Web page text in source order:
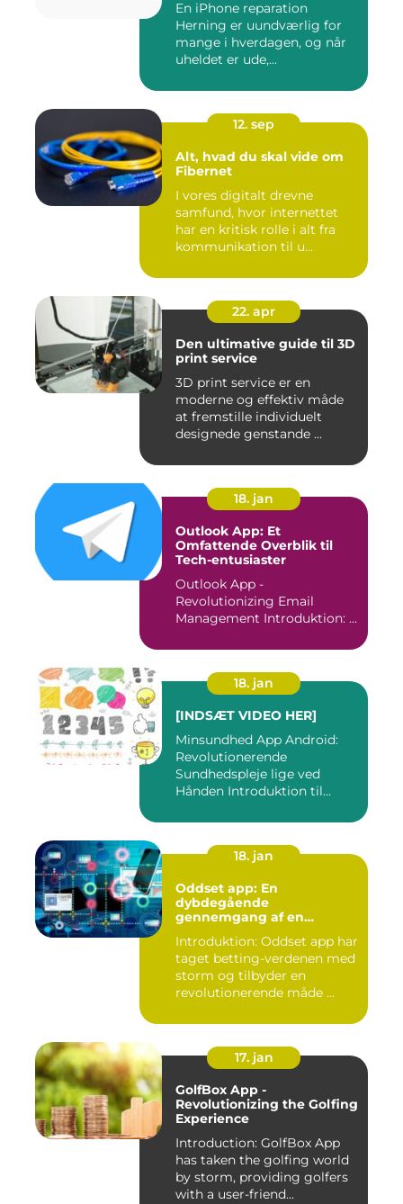
En iPhone reparation
Herning er uundværlig for
mange i hverdagen, og når
uheldet er ude,...
12. sep
Alt, hvad du skal vide om
Fibernet
I vores digitalt drevne
samfund, hvor internettet
har en kritisk rolle i alt fra
kommunikation til u...
22. apr
Den ultimative guide til 3D
print service
3D print service er en
moderne og effektiv måde
at fremstille individuelt
designede genstande ...
18. jan
Outlook App: Et
Omfattende Overblik til
Tech-entusiaster
Outlook App -
Revolutionizing Email
Management Introduktion: ...
18. jan
[INDSÆT VIDEO HER]
Minsundhed App Android:
Revolutionerende
Sundhedspleje lige ved
Hånden Introduktion til
18. jan
Oddset app: En
dybdegående
gennemgang af en
Introduktion: Oddset app har
taget betting-verdenen med
storm og tilbyder en
revolutionerende måde ...
17. jan
GolfBox App -
Revolutionizing the Golfing
Experience
Introduction: GolfBox App
has taken the golfing world
by storm, providing golfers
with a user-friend...